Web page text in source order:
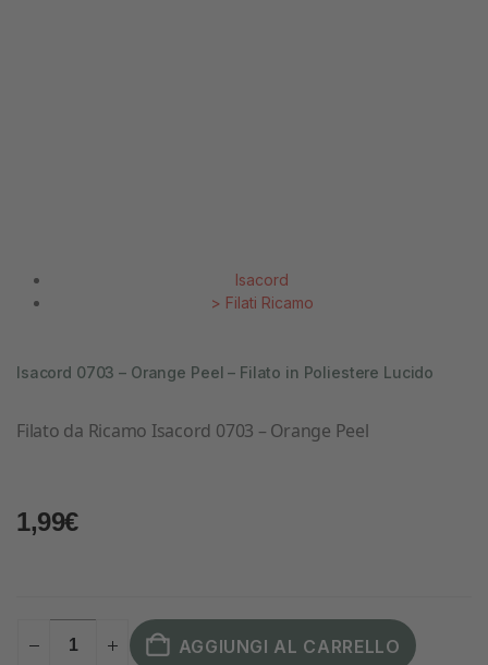
Isacord
> Filati Ricamo
Isacord 0703 – Orange Peel – Filato in Poliestere Lucido
Filato da Ricamo Isacord 0703 – Orange Peel
1,99€
AGGIUNGI AL CARRELLO